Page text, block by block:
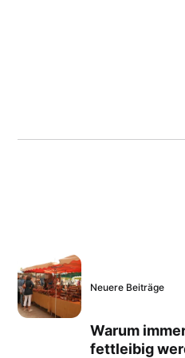
Neuere Beiträge
Warum
fettleibig